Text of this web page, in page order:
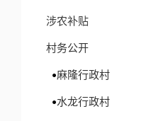
涉农补贴
村务公开
麻隆行政村
水龙行政村